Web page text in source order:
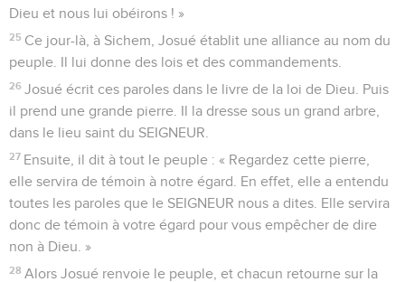
Dieu et nous lui obéirons ! »
25 Ce jour-là, à Sichem, Josué établit une alliance au nom du
peuple. Il lui donne des lois et des commandements.
26 Josué écrit ces paroles dans le livre de la loi de Dieu. Puis
il prend une grande pierre. Il la dresse sous un grand arbre,
dans le lieu saint du SEIGNEUR.
27 Ensuite, il dit à tout le peuple : « Regardez cette pierre,
elle servira de témoin à notre égard. En effet, elle a entendu
toutes les paroles que le SEIGNEUR nous a dites. Elle servira
donc de témoin à votre égard pour vous empêcher de dire
non à Dieu. »
28 Alors Josué renvoie le peuple, et chacun retourne sur la